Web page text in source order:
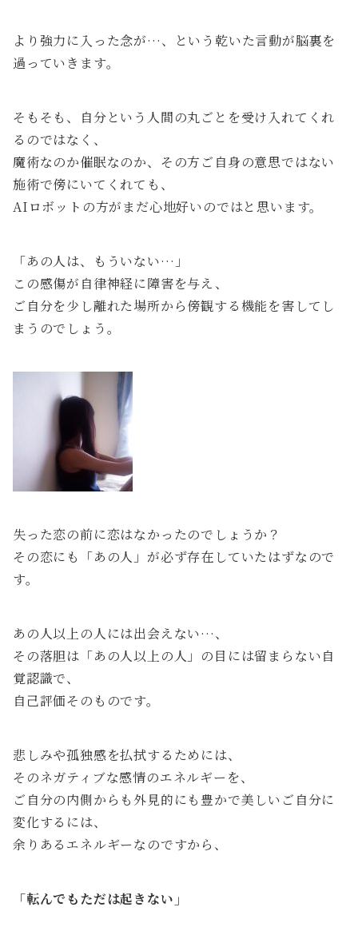
より強力に入った念が…、という乾いた言動が脳裏を
過っていきます。
そもそも、自分という人間の丸ごとを受け入れてくれ
るのではなく、
魔術なのか催眠なのか、その方ご自身の意思ではない
施術で傍にいてくれても、
AIロボットの方がまだ心地好いのではと思います。
「あの人は、もういない…」
この感傷が自律神経に障害を与え、
ご自分を少し離れた場所から傍観する機能を害してし
まうのでしょう。
失った恋の前に恋はなかったのでしょうか？
その恋にも「あの人」が必ず存在していたはずなので
す。
あの人以上の人には出会えない…、
その落胆は「あの人以上の人」の目には留まらない自
覚認識で、
自己評価そのものです。
悲しみや孤独感を払拭するためには、
そのネガティブな感情のエネルギーを、
ご自分の内側からも外見的にも豊かで美しいご自分に
変化するには、
余りあるエネルギーなのですから、
「転んでもただは起きない」